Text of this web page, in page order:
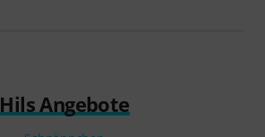
Hils Angebote